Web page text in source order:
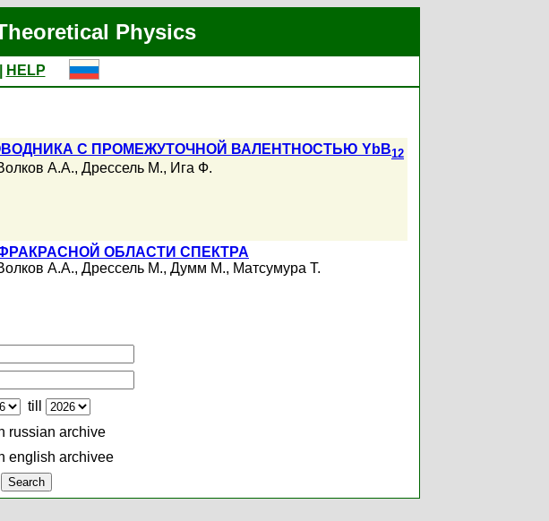
Physics
HELP
С ПРОМЕЖУТОЧНОЙ ВАЛЕНТНОСТЬЮ YbB12
А.А., Дрессель М., Ига Ф.
ОБЛАСТИ СПЕКТРА
А.А., Дрессель М., Думм М., Матсумура Т.
till
russian archive
english archiveе